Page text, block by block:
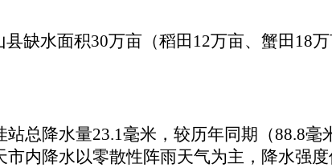
缺水面积30万亩（稻田12万亩、蟹田18
总降水量23.1毫米，较历年同期（88.8
内降水以零散性阵雨天气为主，降水强